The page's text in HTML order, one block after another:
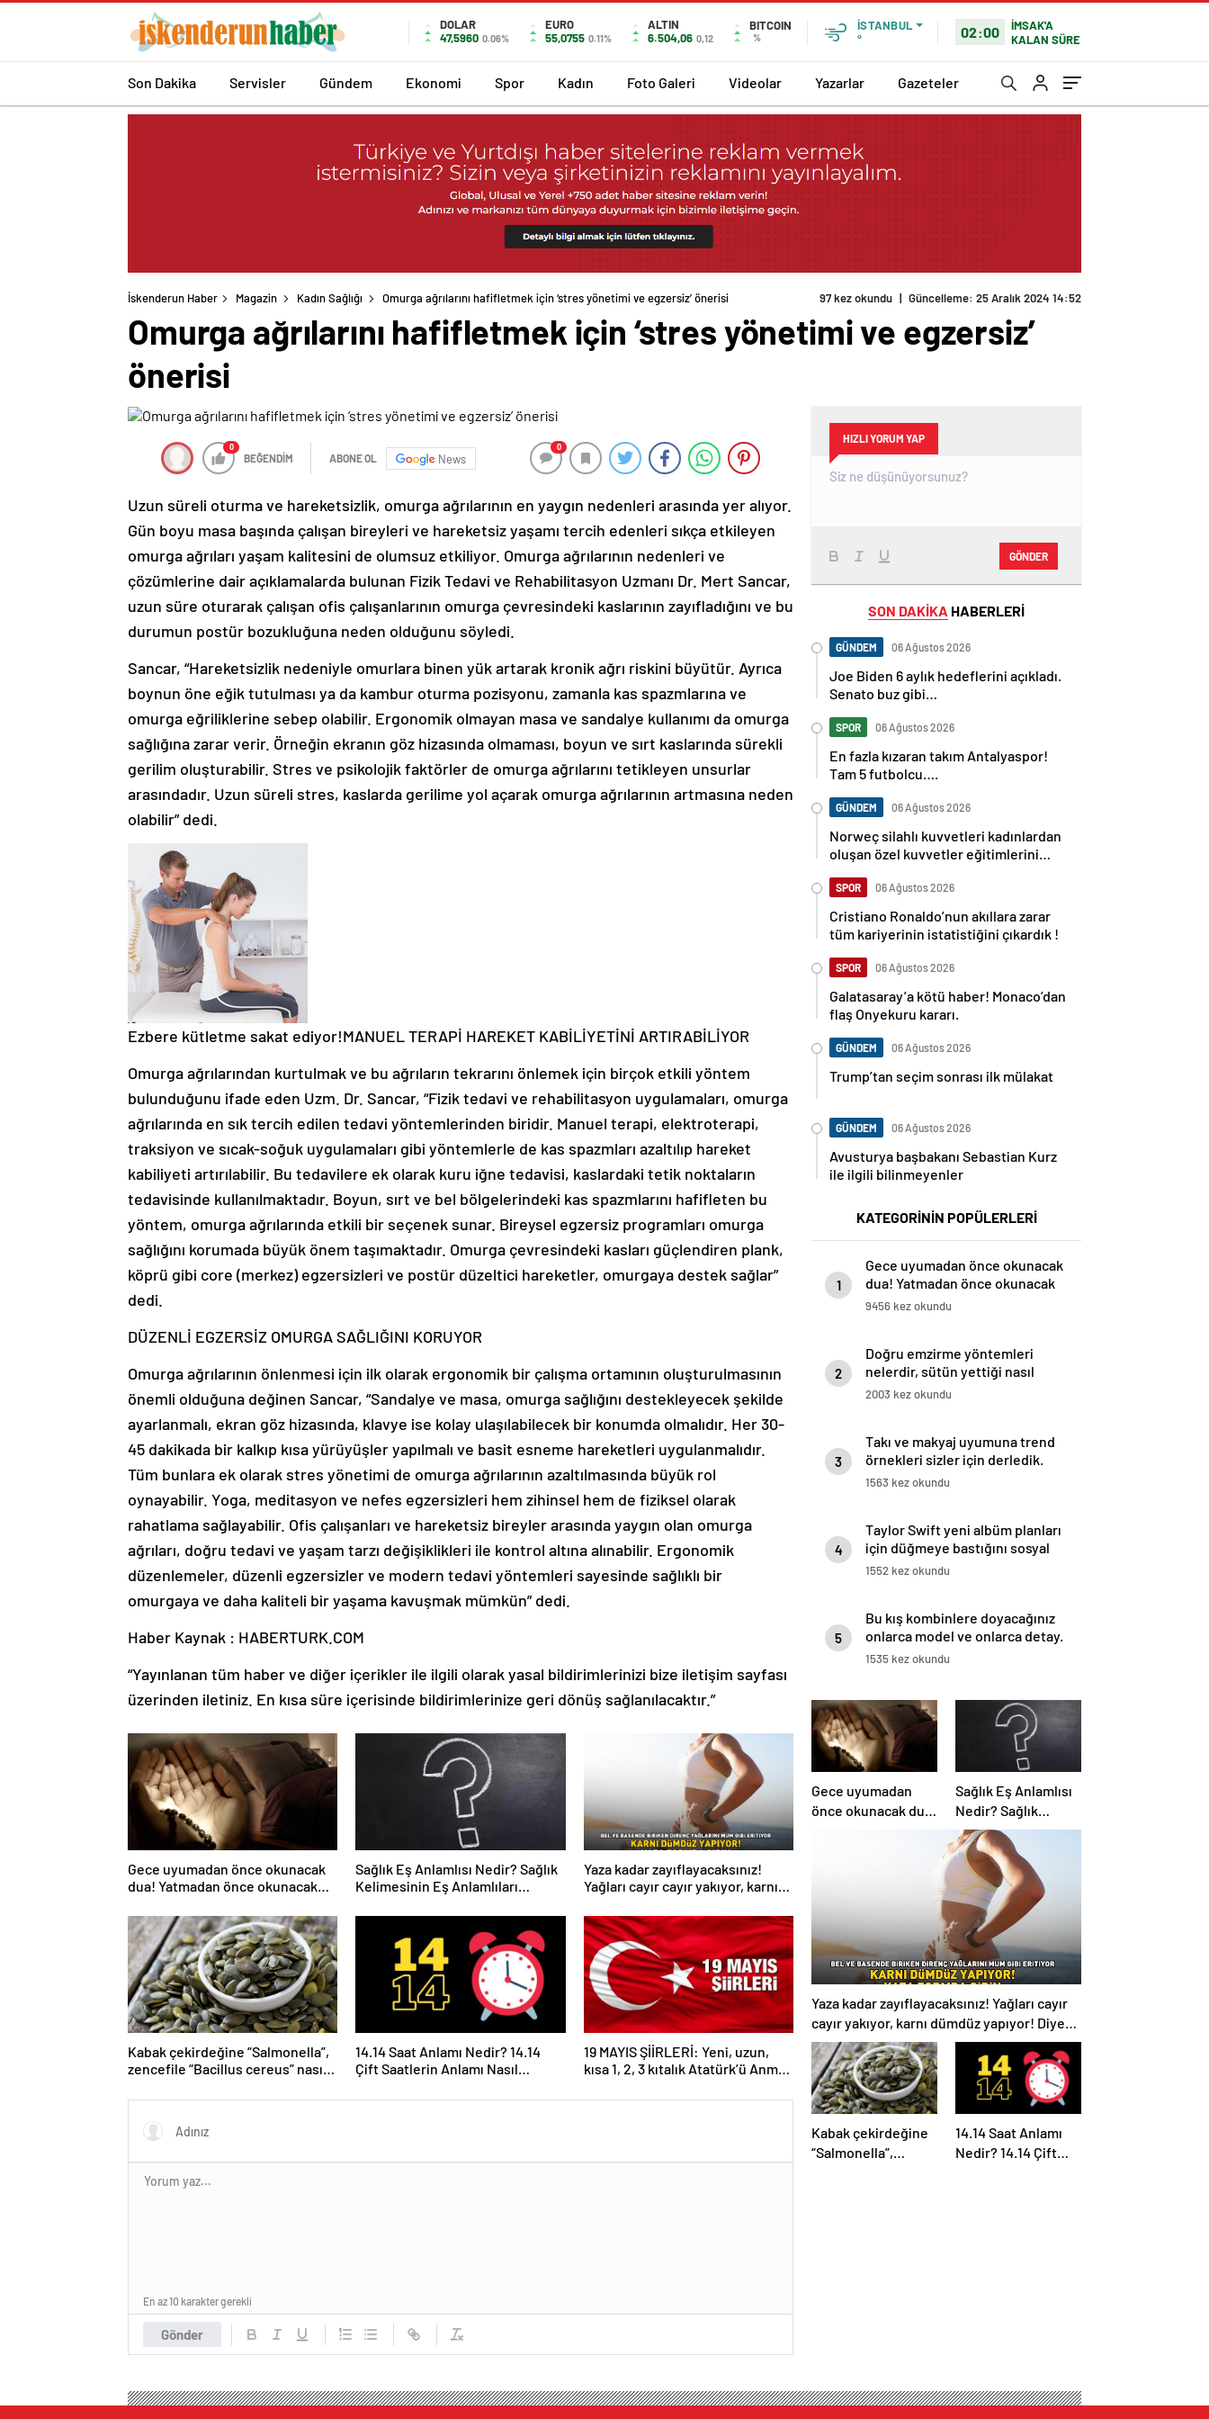
DOLAR
47,5960 0.06%
EURO
55,0755 0.11%
ALTIN
6.504,06 0,12
BITCOIN
%
İSTANBUL
°
02:00
İMSAK'A
KALAN SÜRE
Son Dakika Servisler Gündem Ekonomi Spor Kadın Foto Galeri Videolar Yazarlar Gazeteler
İskenderun Haber Magazin Kadın Sağlığı Omurga ağrılarını hafifletmek için ‘stres yönetimi ve egzersiz’ önerisi 97 kez okundu | Güncelleme: 25 Aralık 2024 14:52
Omurga ağrılarını hafifletmek için ‘stres yönetimi ve egzersiz’
önerisi
0
BEĞENDİM ABONE OL News
0
Uzun süreli oturma ve hareketsizlik, omurga ağrılarının en yaygın nedenleri arasında yer alıyor.
Gün boyu masa başında çalışan bireyleri ve hareketsiz yaşamı tercih edenleri sıkça etkileyen
omurga ağrıları yaşam kalitesini de olumsuz etkiliyor. Omurga ağrılarının nedenleri ve
çözümlerine dair açıklamalarda bulunan Fizik Tedavi ve Rehabilitasyon Uzmanı Dr. Mert Sancar,
uzun süre oturarak çalışan ofis çalışanlarının omurga çevresindeki kaslarının zayıfladığını ve bu
durumun postür bozukluğuna neden olduğunu söyledi.
Sancar, “Hareketsizlik nedeniyle omurlara binen yük artarak kronik ağrı riskini büyütür. Ayrıca
boynun öne eğik tutulması ya da kambur oturma pozisyonu, zamanla kas spazmlarına ve
omurga eğriliklerine sebep olabilir. Ergonomik olmayan masa ve sandalye kullanımı da omurga
sağlığına zarar verir. Örneğin ekranın göz hizasında olmaması, boyun ve sırt kaslarında sürekli
gerilim oluşturabilir. Stres ve psikolojik faktörler de omurga ağrılarını tetikleyen unsurlar
arasındadır. Uzun süreli stres, kaslarda gerilime yol açarak omurga ağrılarının artmasına neden
olabilir” dedi.
Ezbere kütletme sakat ediyor!MANUEL TERAPİ HAREKET KABİLİYETİNİ ARTIRABİLİYOR
Omurga ağrılarından kurtulmak ve bu ağrıların tekrarını önlemek için birçok etkili yöntem
bulunduğunu ifade eden Uzm. Dr. Sancar, “Fizik tedavi ve rehabilitasyon uygulamaları, omurga
ağrılarında en sık tercih edilen tedavi yöntemlerinden biridir. Manuel terapi, elektroterapi,
traksiyon ve sıcak-soğuk uygulamaları gibi yöntemlerle de kas spazmları azaltılıp hareket
kabiliyeti artırılabilir. Bu tedavilere ek olarak kuru iğne tedavisi, kaslardaki tetik noktaların
tedavisinde kullanılmaktadır. Boyun, sırt ve bel bölgelerindeki kas spazmlarını hafifleten bu
yöntem, omurga ağrılarında etkili bir seçenek sunar. Bireysel egzersiz programları omurga
sağlığını korumada büyük önem taşımaktadır. Omurga çevresindeki kasları güçlendiren plank,
köprü gibi core (merkez) egzersizleri ve postür düzeltici hareketler, omurgaya destek sağlar”
dedi.
DÜZENLİ EGZERSİZ OMURGA SAĞLIĞINI KORUYOR
Omurga ağrılarının önlenmesi için ilk olarak ergonomik bir çalışma ortamının oluşturulmasının
önemli olduğuna değinen Sancar, “Sandalye ve masa, omurga sağlığını destekleyecek şekilde
ayarlanmalı, ekran göz hizasında, klavye ise kolay ulaşılabilecek bir konumda olmalıdır. Her 30-
45 dakikada bir kalkıp kısa yürüyüşler yapılmalı ve basit esneme hareketleri uygulanmalıdır.
Tüm bunlara ek olarak stres yönetimi de omurga ağrılarının azaltılmasında büyük rol
oynayabilir. Yoga, meditasyon ve nefes egzersizleri hem zihinsel hem de fiziksel olarak
rahatlama sağlayabilir. Ofis çalışanları ve hareketsiz bireyler arasında yaygın olan omurga
ağrıları, doğru tedavi ve yaşam tarzı değişiklikleri ile kontrol altına alınabilir. Ergonomik
düzenlemeler, düzenli egzersizler ve modern tedavi yöntemleri sayesinde sağlıklı bir
omurgaya ve daha kaliteli bir yaşama kavuşmak mümkün” dedi.
Haber Kaynak : HABERTURK.COM
“Yayınlanan tüm haber ve diğer içerikler ile ilgili olarak yasal bildirimlerinizi bize iletişim sayfası
üzerinden iletiniz. En kısa süre içerisinde bildirimlerinize geri dönüş sağlanılacaktır.”
Gece uyumadan önce okunacak
dua! Yatmadan önce okunacak
Sağlık Eş Anlamlısı Nedir? Sağlık
Kelimesinin Eş Anlamlıları
Yaza kadar zayıflayacaksınız!
Yağları cayır cayır yakıyor, karnı
çorbası tarifi ve püf noktaları!
Kabak çekirdeğine “Salmonella”,
zencefile “Bacillus cereus” nasıl
14.14 Saat Anlamı Nedir? 14.14
Çift Saatlerin Anlamı Nasıl
19 MAYIS ŞİİRLERİ: Yeni, uzun,
kısa 1, 2, 3 kıtalık Atatürk’ü Anma
Gönder
En az 10 karakter gerekli
HIZLI YORUM YAP
GÖNDER
SON DAKİKA HABERLERİ
GÜNDEM 06 Ağustos 2026
Joe Biden 6 aylık hedeflerini açıkladı.
Senato buz gibi…
SPOR 06 Ağustos 2026
En fazla kızaran takım Antalyaspor!
Tam 5 futbolcu….
GÜNDEM 06 Ağustos 2026
Norweç silahlı kuvvetleri kadınlardan
oluşan özel kuvvetler eğitimlerini
SPOR 06 Ağustos 2026
Cristiano Ronaldo’nun akıllara zarar
tüm kariyerinin istatistiğini çıkardık !
SPOR 06 Ağustos 2026
Galatasaray’a kötü haber! Monaco’dan
flaş Onyekuru kararı.
GÜNDEM 06 Ağustos 2026
Trump’tan seçim sonrası ilk mülakat
GÜNDEM 06 Ağustos 2026
Avusturya başbakanı Sebastian Kurz
ile ilgili bilinmeyenler
KATEGORİNİN POPÜLERLERİ
1
Gece uyumadan önce okunacak
dua! Yatmadan önce okunacak
dualar! Uyumak için hangi dua?
9456 kez okundu
2
Doğru emzirme yöntemleri
nelerdir, sütün yettiği nasıl
anlaşılır?
2003 kez okundu
3
Takı ve makyaj uyumuna trend
örnekleri sizler için derledik.
1563 kez okundu
4
Taylor Swift yeni albüm planları
için düğmeye bastığını sosyal
medyadan duyurdu!
1552 kez okundu
5
Bu kış kombinlere doyacağınız
onlarca model ve onlarca detay.
1535 kez okundu
Gece uyumadan
önce okunacak dua!
Sağlık Eş Anlamlısı
Nedir? Sağlık
Kelimesinin Eş
Anlamlıları
Nelerdir?
Yaza kadar zayıflayacaksınız! Yağları cayır
cayır yakıyor, karnı dümdüz yapıyor! Diyet
kabak çorbası tarifi ve püf noktaları!
Kabak çekirdeğine
“Salmonella”,
14.14 Saat Anlamı
Nedir? 14.14 Çift